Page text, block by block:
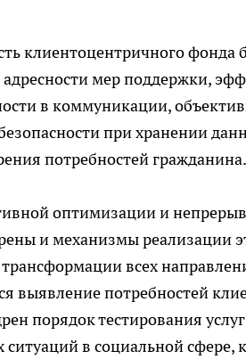
клиентоцентричного фонда
адресности мер поддержки,
в коммуникации,
при хранении
потребностей гражданина.
оптимизации и
и механизмы реализации
всех
выявление потребностей
порядок тестирования
в социальной сфере,